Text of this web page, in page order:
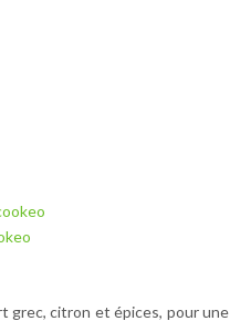
grec, citron et épices, pour